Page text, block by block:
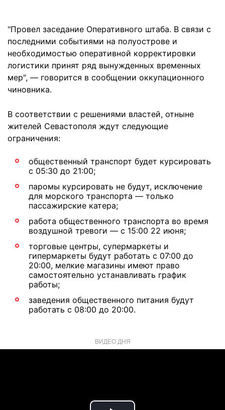
"Провел заседание Оперативного штаба. В связи с
последними событиями на полуострове и
необходимостью оперативной корректировки
логистики принят ряд вынужденных временных
мер", — говорится в сообщении оккупационного
чиновника.
В соответствии с решениями властей, отныне
жителей Севастополя ждут следующие
ограничения:
общественный транспорт будет курсировать
с 05:30 до 21:00;
паромы курсировать не будут, исключение
для морского транспорта — только
пассажирские катера;
работа общественного транспорта во время
воздушной тревоги — с 15:00 22 июня;
торговые центры, супермаркеты и
гипермаркеты будут работать с 07:00 до
20:00, мелкие магазины имеют право
самостоятельно устанавливать график
работы;
заведения общественного питания будут
работать с 08:00 до 20:00.
ВИДЕО ДНЯ